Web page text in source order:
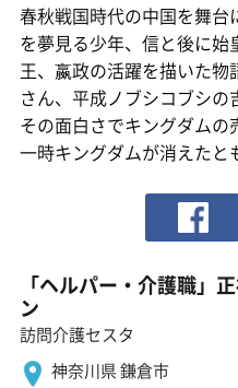
春秋戦国時代の中国を舞台
を夢見る少年、信と後に
王、嬴政の活躍を描いた
さん、平成ノブシコブシの
その面白さでキングダム
一時キングダムが消えたと
「ヘルパー・介護職」
ン
訪問介護セスタ
神奈川県 鎌倉市